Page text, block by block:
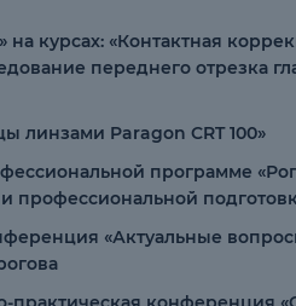
курсах: «Контактная
переднего отрезка
линзами Paragon CRT 100»
программе
«Актуальные